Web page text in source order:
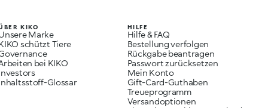
KIKO
Marke
schützt Tiere
bei KIKO
Glossar
HILFE
Hilfe & FAQ
Bestellung verfolgen
Rückgabe beantragen
Passwort zurücksetzen
Mein Konto
Gift-Card-Guthaben
Treueprogramm
Versandoptionen